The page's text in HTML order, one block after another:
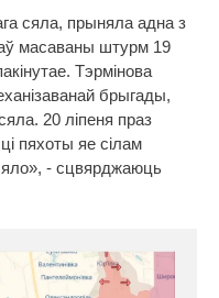
сяла, прыняла адна з
масаваны штурм 19
Тэрмінова
брыгады,
20 ліпеня праз
пяхоты яе сілам
- сцвярджаюць